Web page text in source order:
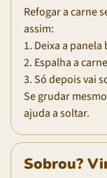
Refogar a carne
assim:
1. Deixa a
2. Espalha a
3. Só depois vai
Se grudar
ajuda a soltar.
Sobrou?